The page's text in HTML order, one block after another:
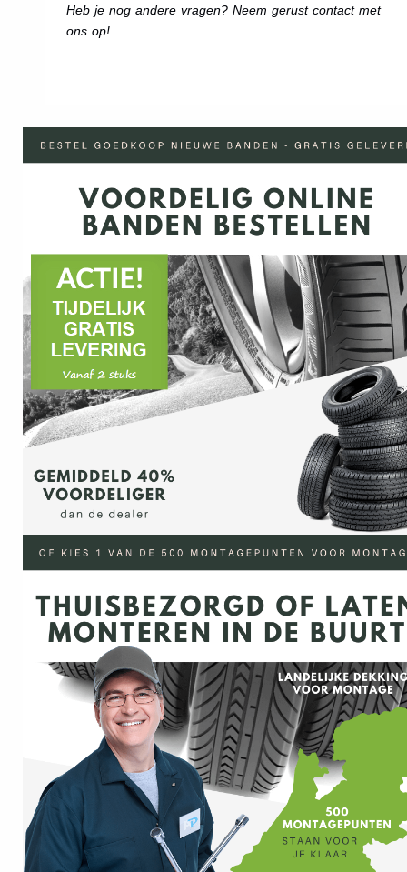
Heb je nog andere vragen? Neem gerust contact met
ons op!